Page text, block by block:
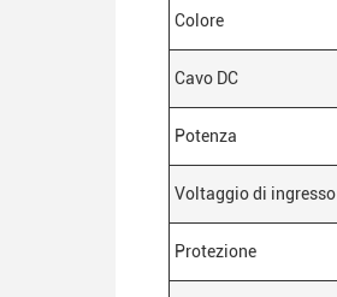
Colore
Cavo DC
Potenza
Voltaggio di ingresso
Protezione